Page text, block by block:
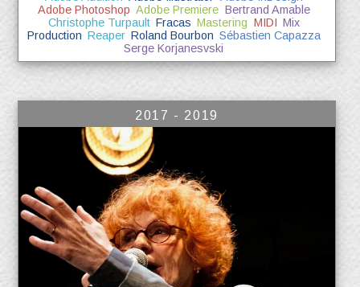
Adobe Photoshop Adobe Premiere Bertrand Amable
Christophe Turpault Fracas Mastering MIDI Mix
Production Reaper Roland Bourbon Sébastien Capazza
Serge Korjanesvski
2017 - 2019